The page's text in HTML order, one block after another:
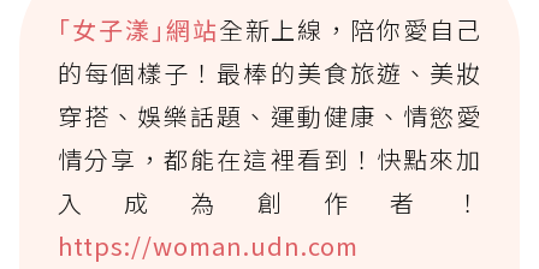
｢女子漾｣網站全新上線，陪你愛自己
的每個樣子！最棒的美食旅遊、美妝
穿搭、娛樂話題、運動健康、情慾愛
情分享，都能在這裡看到！快點來加
入成為創作者！
https://woman.udn.com